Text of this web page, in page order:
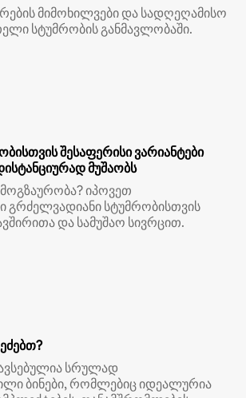
მიმოხილვები და სადღეღამისო
სტუმრობის განმავლობაში.
შესაფერისი ვარიანტები
მუშაობს
მოგზაურობა? იპოვეთ
გრძელვადიანი სტუმრობისთვის
და სამუშაო სივრცით.
სრულად
ბინები, რომლებიც იდეალურია